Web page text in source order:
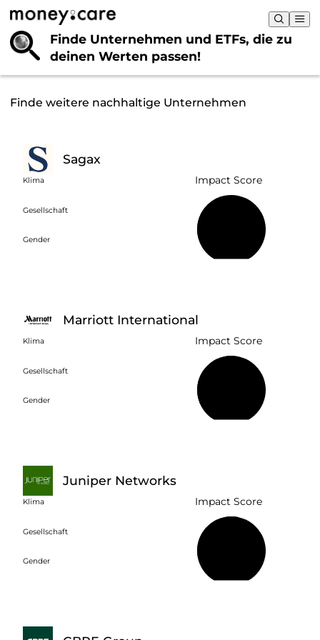
Finde Unternehmen und ETFs, die zu
deinen Werten passen!
Finde weitere nachhaltige Unternehmen
Sagax
Klima
Gesellschaft
Gender
Impact Score
Marriott International
Klima
Gesellschaft
Gender
Impact Score
Juniper Networks
Klima
Gesellschaft
Gender
Impact Score